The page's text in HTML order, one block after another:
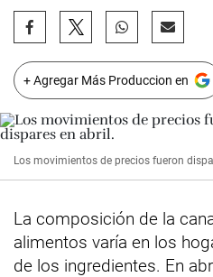
+ Agregar Más Produccion en
Los movimientos de precios fueron
La composición de la
alimentos varía en los
de los ingredientes. En